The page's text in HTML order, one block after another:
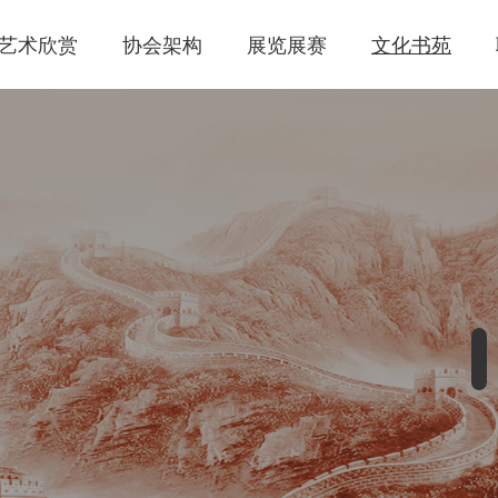
术欣赏 协会架构 展览展赛 文化书苑